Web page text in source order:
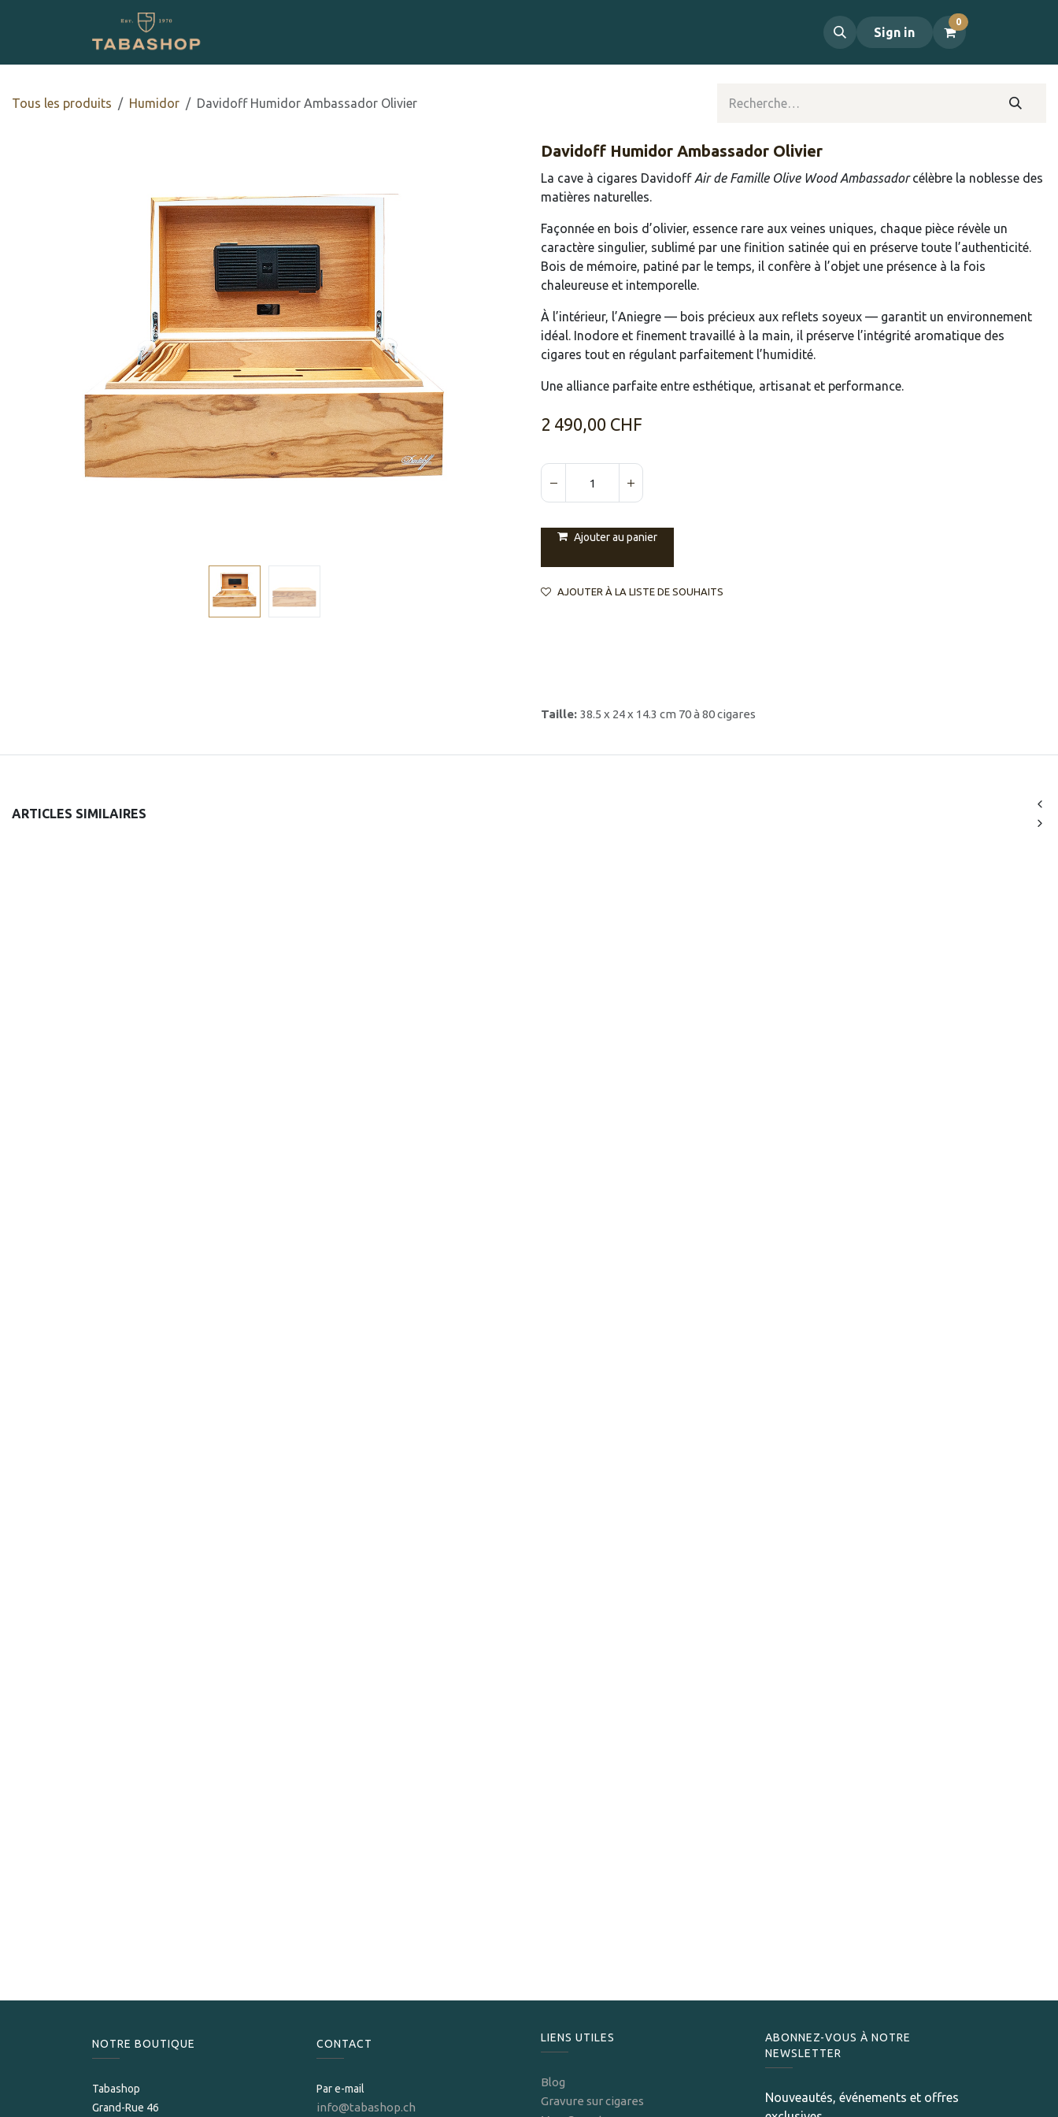
Sign in
0
Tous les produits Humidor Davidoff Humidor Ambassador Olivier
Davidoff Humidor Ambassador Olivier
La cave à cigares Davidoff Air de Famille Olive Wood Ambassadorcélèbre la noblesse des
matières naturelles.
Façonnée en bois d’olivier, essence rare aux veines uniques, chaque pièce révèle un
caractère singulier, sublimé par une finition satinée qui en préserve toute l’authenticité.
Bois de mémoire, patiné par le temps, il confère à l’objet une présence à la fois
chaleureuse et intemporelle.
À l’intérieur, l’Aniegre — bois précieux aux reflets soyeux — garantit un environnement
idéal. Inodore et finement travaillé à la main, il préserve l’intégrité aromatique des
cigares tout en régulant parfaitement l’humidité.
Une alliance parfaite entre esthétique, artisanat et performance.
2 490,00 CHF
Ajouter au panier
AJOUTER À LA LISTE DE SOUHAITS
Taille: 38.5 x 24 x 14.3 cm 70 à 80 cigares
ARTICLES SIMILAIRES
NOTRE BOUTIQUE
Tabashop
Grand-Rue 46
CONTACT
Par e-mail
info@tabashop.ch
LIENS UTILES
Blog
Gravure sur cigares
ABONNEZ-VOUS À NOTRE
NEWSLETTER
Nouveautés, événements et offres